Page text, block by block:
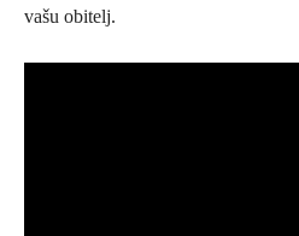
vašu obitelj.